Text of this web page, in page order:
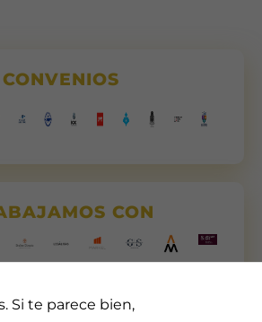
CONVENIOS
CON
Si te parece bien,
Necesarias